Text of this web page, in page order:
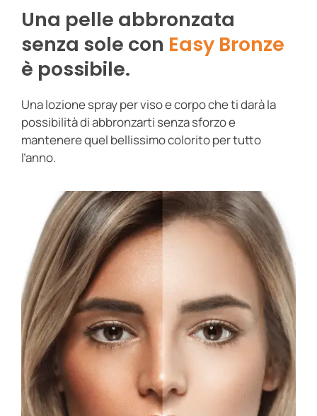
Una pelle abbronzata
senza sole con Easy Bronze
è possibile.
Una lozione spray per viso e corpo che ti darà la
possibilità di abbronzarti senza sforzo e
mantenere quel bellissimo colorito per tutto
l’anno.